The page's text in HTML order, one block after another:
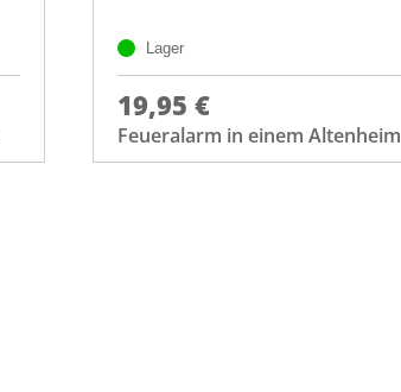
Lager
19,95 €
Feueralarm in einem Altenheim